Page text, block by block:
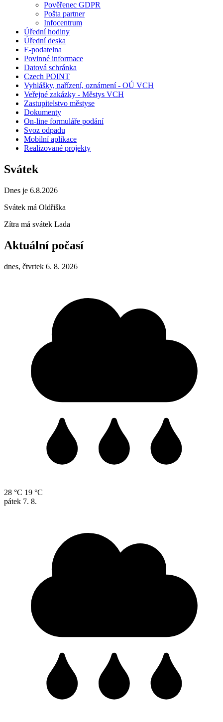
Pověřenec GDPR
Pošta partner
Infocentrum
Úřední hodiny
Úřední deska
E-podatelna
Povinné informace
Datová schránka
Czech POINT
Vyhlášky, nařízení, oznámení - OÚ VCH
Veřejné zakázky - Městys VCH
Zastupitelstvo městyse
Dokumenty
On-line formuláře podání
Svoz odpadu
Mobilní aplikace
Realizované projekty
Svátek
Dnes je 6.8.2026
Svátek má Oldřiška
Zítra má svátek Lada
Aktuální počasí
dnes, čtvrtek 6. 8. 2026
28 °C 19 °C
pátek 7. 8.